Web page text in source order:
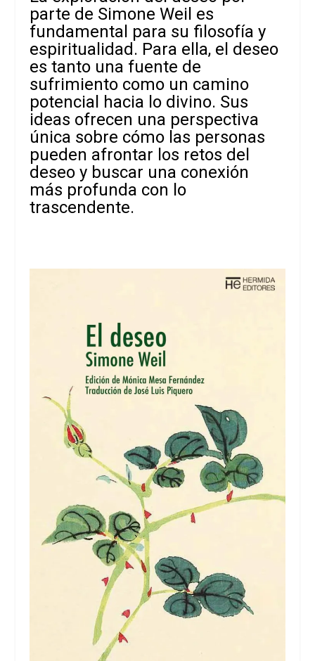
parte de Simone Weil es
fundamental para su filosofía y
espiritualidad. Para ella, el deseo
es tanto una fuente de
sufrimiento como un camino
potencial hacia lo divino. Sus
ideas ofrecen una perspectiva
única sobre cómo las personas
pueden afrontar los retos del
deseo y buscar una conexión
más profunda con lo
trascendente.